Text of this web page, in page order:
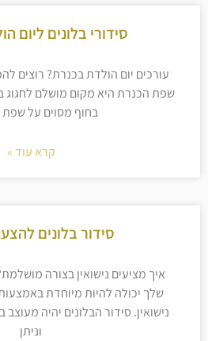
סידורי בלונים ליום
עורכים יום הולדת בכנרת? רוצים
שפת הכנרת היא מקום מושלם לחגוג
בחוף מסוים על
קרא עוד »
סידור בלונים
איך מציעים נישואין בצורה
שלך יכולה להיות מיוחדת
נישואין. סידור הבלונים יהיה
וניתן